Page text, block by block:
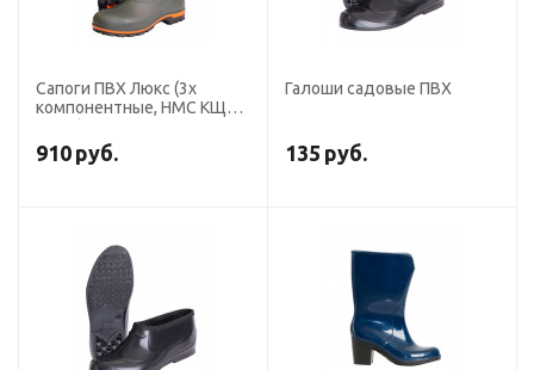
Сапоги ПВХ Люкс (3х
компонентные, НМС КЩС,
910 руб.
Галоши садовые ПВХ
135 руб.